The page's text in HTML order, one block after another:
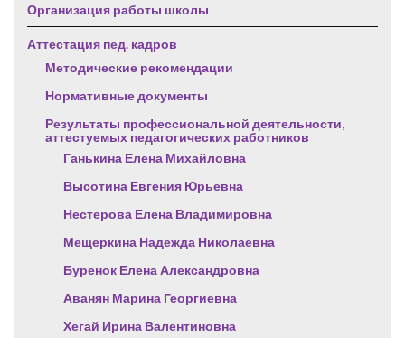
Организация работы школы
Аттестация пед. кадров
Методические рекомендации
Нормативные документы
Результаты профессиональной деятельности,
аттестуемых педагогических работников
Ганькина Елена Михайловна
Высотина Евгения Юрьевна
Нестерова Елена Владимировна
Мещеркина Надежда Николаевна
Буренок Елена Александровна
Аванян Марина Георгиевна
Хегай Ирина Валентиновна